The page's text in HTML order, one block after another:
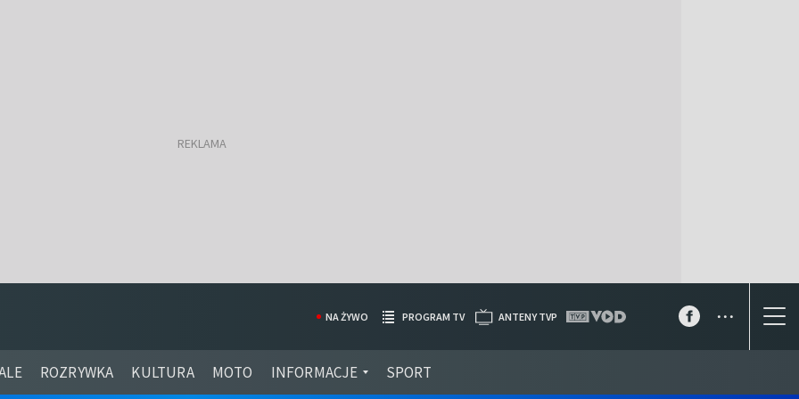
ROZRYWKA KULTURA MOTO INFORMACJE SPORT
NA ŻYWO PROGRAM TV ANTENY TVP ...